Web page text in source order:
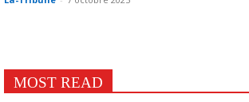
MOST READ